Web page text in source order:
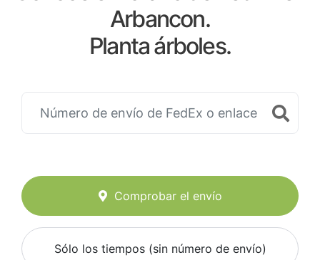
Arbancon.
Planta árboles.
Comprobar el envío
Sólo los tiempos (sin número de envío)